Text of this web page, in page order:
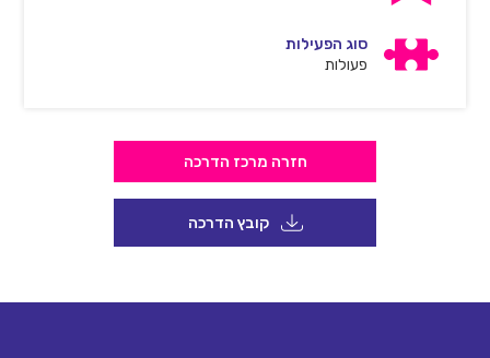
סוג הפעילות
פעולות
חזרה מרכז הדרכה
קובץ הדרכה